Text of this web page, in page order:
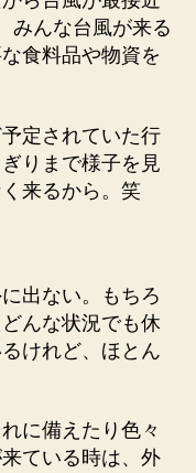
みんな台風が来る
食料品や物資を
定されていた行
りまで様子を見
来るから。笑
出ない。もちろ
んな状況でも休
けれど、ほとん
に備えたり色々
ている時は、外